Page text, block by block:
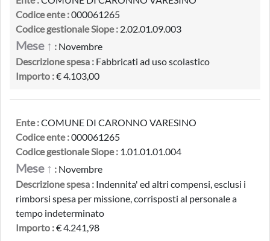
Codice ente :000061265
Codice gestionale Siope : 2.02.01.09.003
Mese ↑ : Novembre
Descrizione spesa : Fabbricati ad uso scolastico
Importo :€ 4.103,00
Ente :COMUNE DI CARONNO VARESINO
Codice ente :000061265
Codice gestionale Siope : 1.01.01.01.004
Mese ↑ : Novembre
Descrizione spesa : Indennita' ed altri compensi, esclusi i
rimborsi spesa per missione, corrisposti al personale a
tempo indeterminato
Importo :€ 4.241,98